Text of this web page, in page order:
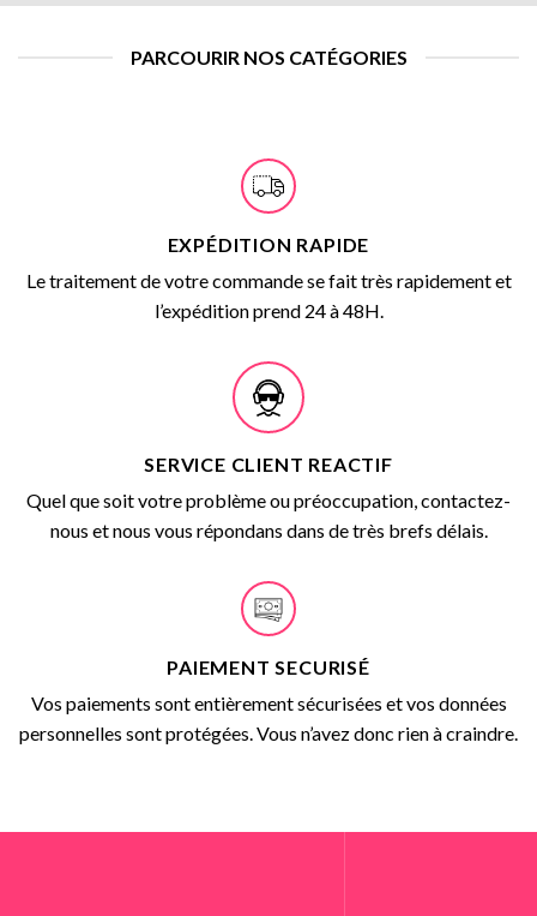
PARCOURIR NOS CATÉGORIES
EXPÉDITION RAPIDE
Le traitement de votre commande se fait très rapidement et
l’expédition prend 24 à 48H.
SERVICE CLIENT REACTIF
Quel que soit votre problème ou préoccupation, contactez-
nous et nous vous répondans dans de très brefs délais.
PAIEMENT SECURISÉ
Vos paiements sont entièrement sécurisées et vos données
personnelles sont protégées. Vous n’avez donc rien à craindre.